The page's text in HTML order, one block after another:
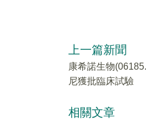
上一篇新聞
康希諾生物
尼獲批臨床試驗
相關文章